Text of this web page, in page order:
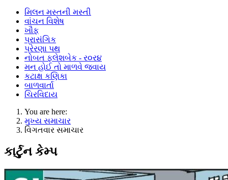
મિલન મસ્તની મસ્તી
વાંચન વિશેષ
ખૌફ
પ્રાસંગિક
પ્રેરણા પથ
નોબત ફ્લેશબેક - ર૦ર૪
મન હોઈ તો માળવે જવાય
કટાક્ષ કણિકા
બાળવાર્તા
ચિરવિદાય
You are here:
મુખ્ય સમાચાર
વિગતવાર સમાચાર
કાર્ટુન કેમ્પ